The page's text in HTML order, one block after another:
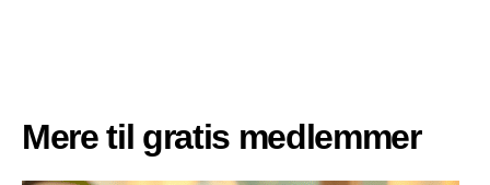
Mere til gratis medlemmer